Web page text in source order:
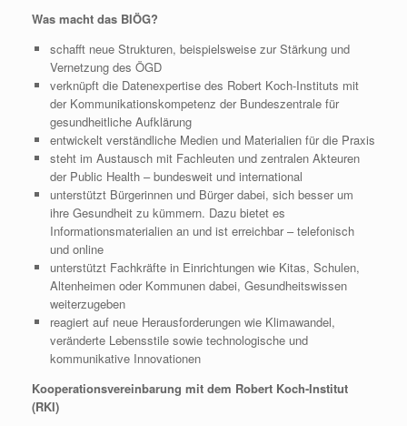
Was macht das BIÖG?
schafft neue Strukturen, beispielsweise zur Stärkung und
Vernetzung des ÖGD
verknüpft die Datenexpertise des Robert Koch-Instituts mit
der Kommunikationskompetenz der Bundeszentrale für
gesundheitliche Aufklärung
entwickelt verständliche Medien und Materialien für die Praxis
steht im Austausch mit Fachleuten und zentralen Akteuren
der Public Health – bundesweit und international
unterstützt Bürgerinnen und Bürger dabei, sich besser um
ihre Gesundheit zu kümmern. Dazu bietet es
Informationsmaterialien an und ist erreichbar – telefonisch
und online
unterstützt Fachkräfte in Einrichtungen wie Kitas, Schulen,
Altenheimen oder Kommunen dabei, Gesundheitswissen
weiterzugeben
reagiert auf neue Herausforderungen wie Klimawandel,
veränderte Lebensstile sowie technologische und
kommunikative Innovationen
Kooperationsvereinbarung mit dem Robert Koch-Institut
(RKI)